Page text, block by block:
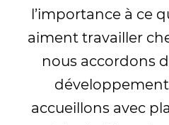
l’importance à ce
aiment travailler
nous accordons
accueillons avec